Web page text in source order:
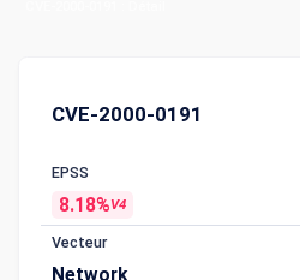
CVE-2000-0191
EPSS
8.18%V4
Vecteur
Network